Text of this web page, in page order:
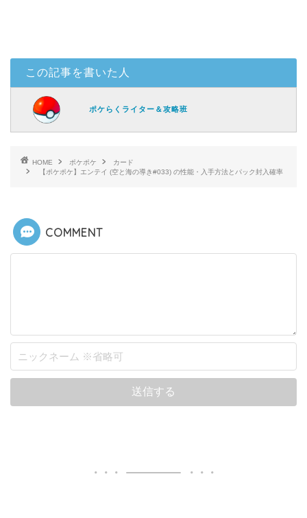
この記事を書いた人
ポケらくライター＆攻略班
HOME ポケポケ
カード
【ポケポケ】エンテイ (空と海の導き#033) の性能・入手方法とパック封入確率
COMMENT